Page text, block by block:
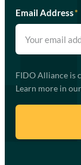
Email Address*
FIDO Alliance is
Learn more in our